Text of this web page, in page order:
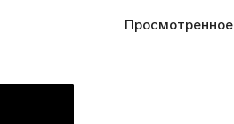
Просмотренное